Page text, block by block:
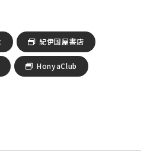
紀伊国屋書店
HonyaClub